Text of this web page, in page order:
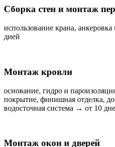
Сборка стен и монтаж
использование крана,
дней
Монтаж кровли
основание, гидро и
покрытие, финишная отделка,
водосточная система → от 10
Монтаж окон и дверей